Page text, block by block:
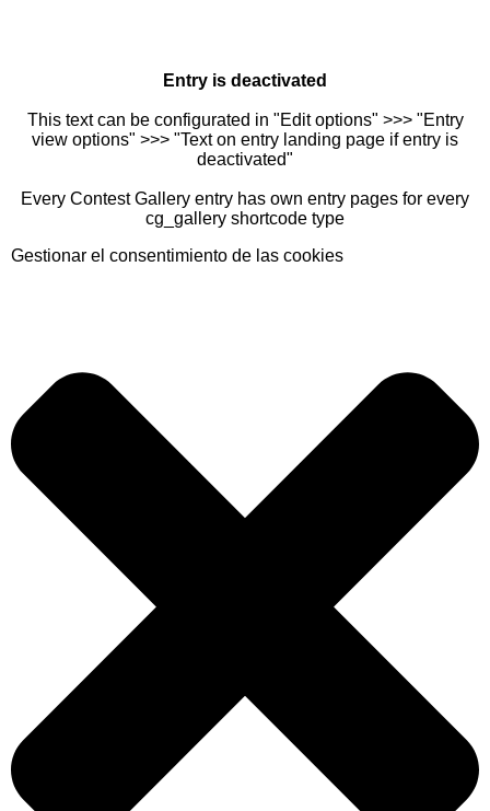
Entry is deactivated
This text can be configurated in "Edit options" >>> "Entry
view options" >>> "Text on entry landing page if entry is
deactivated"
Every Contest Gallery entry has own entry pages for every
cg_gallery shortcode type
Gestionar el consentimiento de las cookies